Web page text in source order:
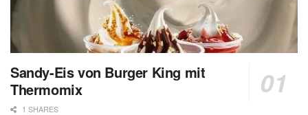
Sandy-Eis von Burger King mit
Thermomix
1 SHARES